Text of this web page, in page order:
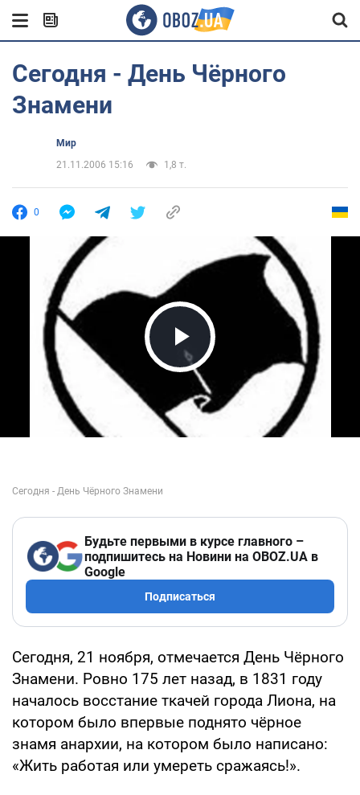
Сегодня - День Чёрного
Знамени
Мир
21.11.2006 15:16
1,8 т.
0
Play Video
Будьте первыми в курсе главного –
подпишитесь на Новини на OBOZ.UA в
Google
Подписаться
Сегодня, 21 ноября, отмечается День Чёрного
Знамени. Ровно 175 лет назад, в 1831 году
началось восстание ткачей города Лиона, на
котором было впервые поднято чёрное
знамя анархии, на котором было написано:
«Жить работая или умереть сражаясь!».